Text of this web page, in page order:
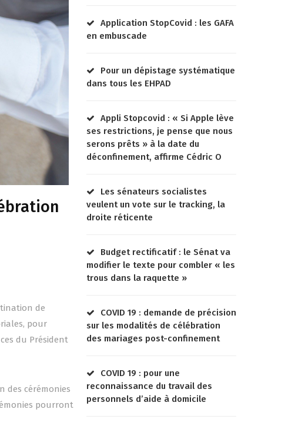
de
pour
du Président
des cérémonies
pourront
Application StopCovid : les GAFA
en embuscade
Pour un dépistage systématique
dans tous les EHPAD
Appli Stopcovid : « Si Apple lève
ses restrictions, je pense que nous
serons prêts » à la date du
déconfinement, affirme Cédric O
Les sénateurs socialistes
veulent un vote sur le tracking, la
droite réticente
Budget rectificatif : le Sénat va
modifier le texte pour combler « les
trous dans la raquette »
COVID 19 : demande de précision
sur les modalités de célébration
des mariages post-confinement
COVID 19 : pour une
reconnaissance du travail des
personnels d’aide à domicile